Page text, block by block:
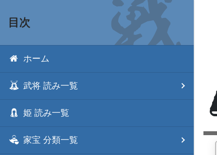
目次
ホーム
武将 読み一覧
姫 読み一覧
家宝 分類一覧